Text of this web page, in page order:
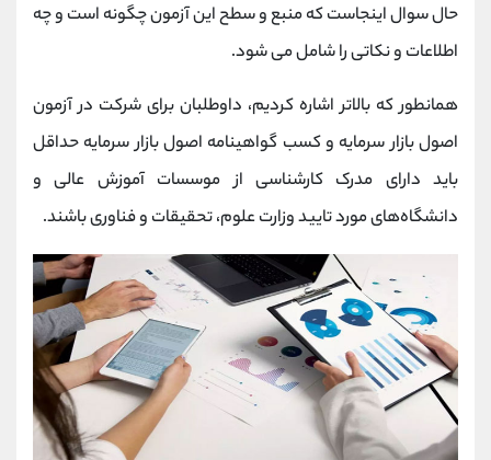
حال سوال اینجاست که منبع و سطح این آزمون چگونه است و چه
اطلاعات و نکاتی را شامل می شود.
همانطور که بالاتر اشاره کردیم، داوطلبان برای شرکت در آزمون
اصول بازار سرمایه و کسب گواهینامه اصول بازار سرمایه حداقل
باید دارای مدرک کارشناسی از موسسات آموزش عالی و
دانشگاه‌های مورد تایید وزارت علوم، تحقیقات و فناوری باشند.